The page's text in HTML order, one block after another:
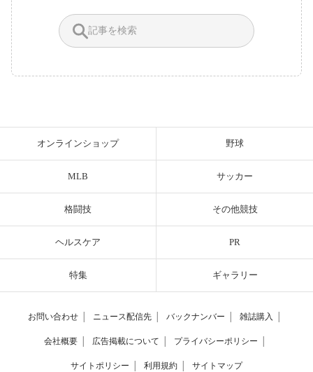
オンラインショップ 野球
MLB サッカー
格闘技 その他競技
ヘルスケア PR
特集 ギャラリー
お問い合わせ ニュース配信先 バックナンバー 雑誌購入
会社概要 広告掲載について プライバシーポリシー
サイトポリシー 利用規約 サイトマップ